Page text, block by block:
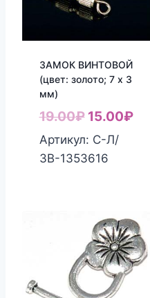
ЗАМОК ВИНТОВОЙ
(цвет: золото; 7 х 3
мм)
19.00₽
цена
15.00₽
Артикул: С-Л/
ЗВ-1353616